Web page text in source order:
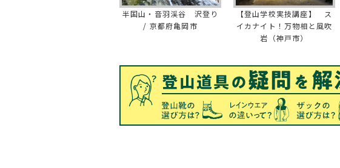
半国山・音羽渓谷 沢登り
/ 京都府亀岡市
【登山学校実技講座】 ス
イカナイト！万物相と風吹
岩（神戸市）